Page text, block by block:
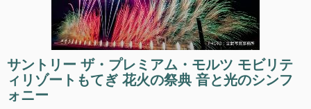
サントリー ザ・プレミアム・モルツ モビリテ
ィリゾートもてぎ 花火の祭典 音と光のシンフ
ォニー